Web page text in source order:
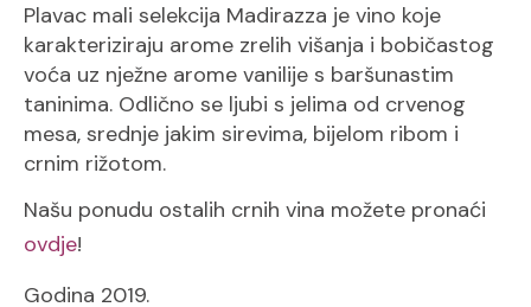
Plavac mali selekcija Madirazza je vino koje
karakteriziraju arome zrelih višanja i bobičastog
voća uz nježne arome vanilije s baršunastim
taninima. Odlično se ljubi s jelima od crvenog
mesa, srednje jakim sirevima, bijelom ribom i
crnim rižotom.
Našu ponudu ostalih crnih vina možete pronaći
ovdje!
Godina 2019.